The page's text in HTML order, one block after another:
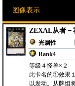
ZEXAL从者－
光属性
Rank4
等级４怪兽×２
此卡名的①效果
以发动。从牌组